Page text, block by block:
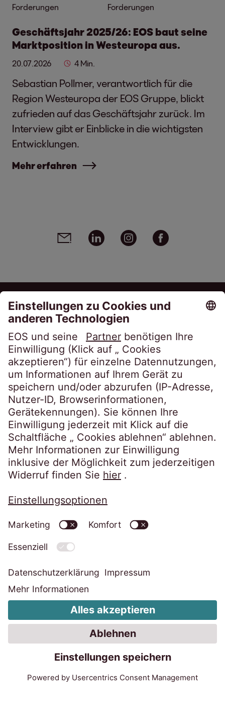
Forderungen
Forderungen
Geschäftsjahr 2025/26: EOS baut seine
Marktposition in Westeuropa aus.
20.07.2026 4 Min.
Sebastian Pollmer, verantwortlich für die
Region Westeuropa der EOS Gruppe, blickt
zufrieden auf das Geschäftsjahr zurück. Im
Interview gibt er Einblicke in die wichtigsten
Entwicklungen.
Mehr erfahren
Social Media Links - Artikel teilen
Email Linkedin Instagram
Post von EOS?
Dienstleistungen
Über EOS
Karriere
Datenschutzerklärung Impressum
Informationspflichten
Cookie-Einstellungen ändern